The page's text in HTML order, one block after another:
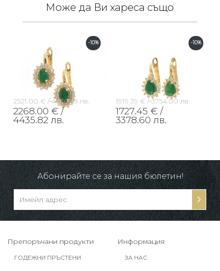
Може да Ви хареса също
-10%
2521.00 € / 4930.65 лв.
2268.00 € /
4435.82 лв.
-10%
1919.39 € / 3754.00 лв.
1727.45 € /
3378.60 лв.
Абонирайте се за нашия бюлетин!
Препоръчани продукти
ГОДЕЖНИ ПРЪСТЕНИ
Информация
ЗА НАС